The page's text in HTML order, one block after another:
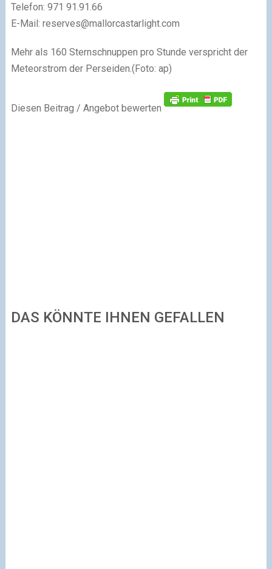
Telefon: 971 91.91.66
E-Mail: reserves@mallorcastarlight.com
Mehr als 160 Sternschnuppen pro Stunde verspricht der
Meteorstrom der Perseiden.(Foto: ap)
Diesen Beitrag / Angebot bewerten
DAS KÖNNTE IHNEN GEFALLEN